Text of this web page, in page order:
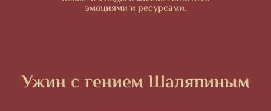
эмоциями и ресурсами.
Ужин с гением Шаляпиным